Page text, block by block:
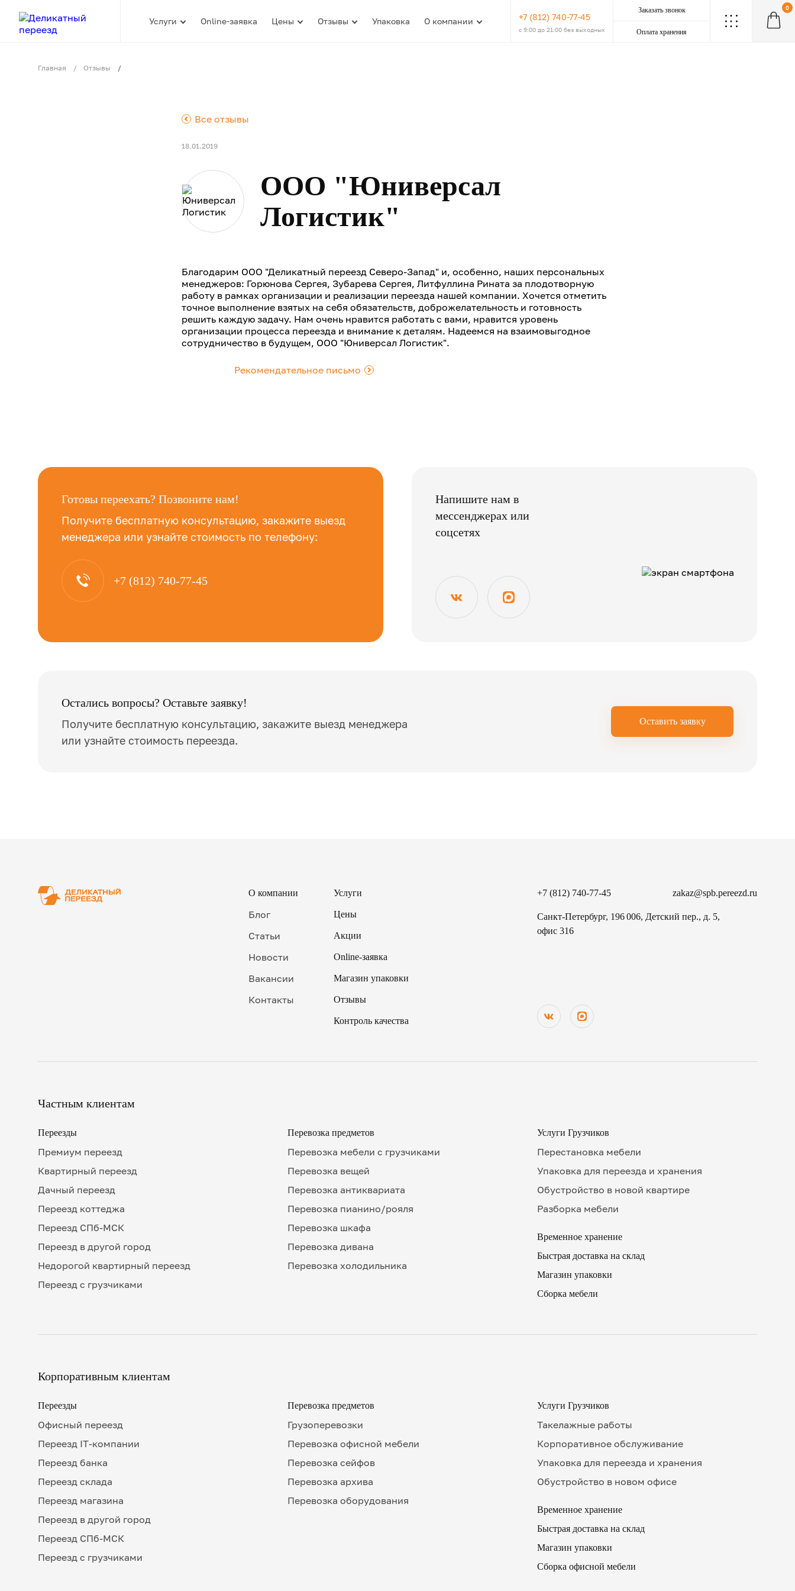
. . .
. . .
Услуги Online-заявка Цены Отзывы Упаковка О компании +7 (812) 740-77-45
с 9:00 до 21:00 без выходных
Заказать звонок
Оплата хранения
0
Главная Отзывы
Все отзывы
.
18.01.2019
ООО "Юниверсал
Логистик"
Благодарим ООО "Деликатный переезд Северо-Запад" и, особенно, наших персональных
менеджеров: Горюнова Сергея, Зубарева Сергея, Литфуллина Рината за плодотворную
работу в рамках организации и реализации переезда нашей компании. Хочется отметить
точное выполнение взятых на себя обязательств, доброжелательность и готовность
решить каждую задачу. Нам очень нравится работать с вами, нравится уровень
организации процесса переезда и внимание к деталям. Надеемся на взаимовыгодное
сотрудничество в будущем, ООО "Юниверсал Логистик".
Рекомендательное письмо .
Готовы переехать? Позвоните нам!
Получите бесплатную консультацию, закажите выезд
менеджера или узнайте стоимость по телефону:
+7 (812) 740-77-45
Напишите нам в
мессенджерах или
соцсетях
Остались вопросы? Оставьте заявку!
Получите бесплатную консультацию, закажите выезд менеджера
или узнайте стоимость переезда.
Оставить заявку
О компании
Блог
Статьи
Новости
Вакансии
Контакты
Услуги
Цены
Акции
Online-заявка
Магазин упаковки
Отзывы
Контроль качества
+7 (812) 740-77-45 zakaz@spb.pereezd.ru
Санкт-Петербург, 196 006, Детский пер., д. 5,
офис 316
Частным клиентам
Переезды
Премиум переезд
Квартирный переезд
Дачный переезд
Переезд коттеджа
Переезд СПб-МСК
Переезд в другой город
Недорогой квартирный переезд
Переезд с грузчиками
Перевозка предметов
Перевозка мебели с грузчиками
Перевозка вещей
Перевозка антиквариата
Перевозка пианино/рояля
Перевозка шкафа
Перевозка дивана
Перевозка холодильника
Услуги Грузчиков
Перестановка мебели
Упаковка для переезда и хранения
Обустройство в новой квартире
Разборка мебели
Временное хранение
Быстрая доставка на склад
Магазин упаковки
Сборка мебели
Корпоративным клиентам
Переезды
Офисный переезд
Переезд IT-компании
Переезд банка
Переезд склада
Переезд магазина
Переезд в другой город
Переезд СПб-МСК
Переезд с грузчиками
Перевозка предметов
Грузоперевозки
Перевозка офисной мебели
Перевозка сейфов
Перевозка архива
Перевозка оборудования
Услуги Грузчиков
Такелажные работы
Корпоративное обслуживание
Упаковка для переезда и хранения
Обустройство в новом офисе
Временное хранение
Быстрая доставка на склад
Магазин упаковки
Сборка офисной мебели
Номер телефона
Перезвонить мне сейчас
.
19
20
11
45